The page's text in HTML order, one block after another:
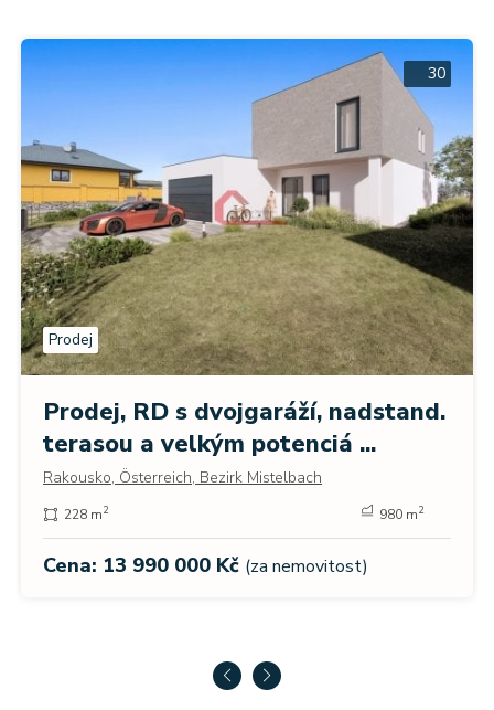
30
Prodej
Prodej, RD s dvojgaráží, nadstand.
terasou a velkým potenciá ...
Rakousko, Österreich, Bezirk Mistelbach
228 m2 980 m2
Cena: 13 990 000 Kč (za nemovitost)